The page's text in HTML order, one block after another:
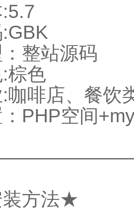
整站源码
棕色
咖啡店、餐饮
PHP空间
方法★